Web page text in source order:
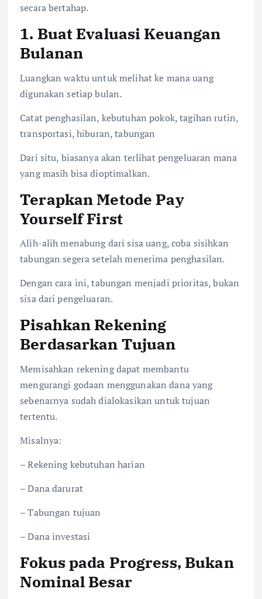
secara bertahap.
1. Buat Evaluasi Keuangan
Bulanan
Luangkan waktu untuk melihat ke mana uang
digunakan setiap bulan.
Catat penghasilan, kebutuhan pokok, tagihan rutin,
transportasi, hiburan, tabungan
Dari situ, biasanya akan terlihat pengeluaran mana
yang masih bisa dioptimalkan.
Terapkan Metode Pay
Yourself First
Alih-alih menabung dari sisa uang, coba sisihkan
tabungan segera setelah menerima penghasilan.
Dengan cara ini, tabungan menjadi prioritas, bukan
sisa dari pengeluaran.
Pisahkan Rekening
Berdasarkan Tujuan
Memisahkan rekening dapat membantu
mengurangi godaan menggunakan dana yang
sebenarnya sudah dialokasikan untuk tujuan
tertentu.
Misalnya:
– Rekening kebutuhan harian
– Dana darurat
– Tabungan tujuan
– Dana investasi
Fokus pada Progress, Bukan
Nominal Besar